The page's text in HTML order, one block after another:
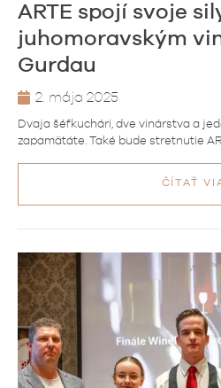
ARTE spojí svoje
juhomoravským
Gurdau
2. mája 2025
Dvaja šéfkuchári, dve vinárstva a
zapamätáte. Také bude stretnutie
ČÍTAŤ